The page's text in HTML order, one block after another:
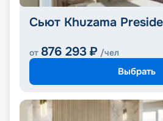
Сьют Khuzama
от 876 293 ₽ /чел
Выбрать